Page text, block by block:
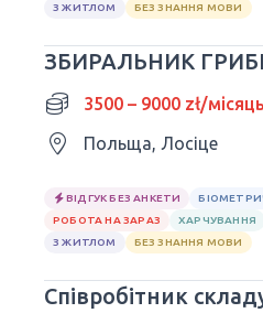
З ЖИТЛОМ
БЕЗ ЗНАННЯ МОВИ
ЗБИРАЛЬНИК
3500 – 9000 zł/місяць
Польща, Лосіце
ВІДГУК БЕЗ АНКЕТИ
РОБОТА НА ЗАРАЗ
ХАРЧУВАННЯ
З ЖИТЛОМ
БЕЗ ЗНАННЯ МОВИ
Співробітник